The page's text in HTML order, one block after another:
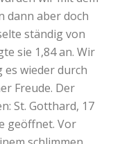
dann aber doch
ständig von
sie 1,84 an. Wir
wieder durch
Freude. Der
St. Gotthard, 17
geöffnet. Vor